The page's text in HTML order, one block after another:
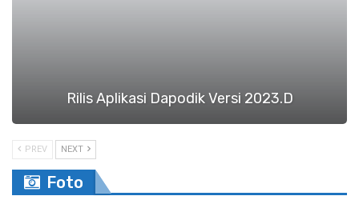
Rilis Aplikasi Dapodik Versi 2023.d
PREV NEXT
Foto